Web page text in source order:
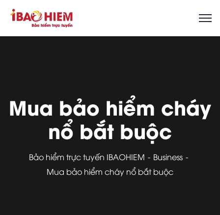
Mua bảo hiểm cháy
nổ bắt buộc
Bảo hiểm trực tuyến IBAOHIEM
Business
Mua bảo hiểm cháy nổ bắt buộc